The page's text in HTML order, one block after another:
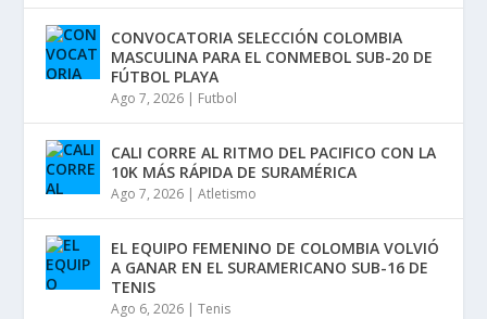
CONVOCATORIA SELECCIÓN COLOMBIA
MASCULINA PARA EL CONMEBOL SUB-20 DE
FÚTBOL PLAYA
Ago 7, 2026 | Futbol
CALI CORRE AL RITMO DEL PACIFICO CON LA
10K MÁS RÁPIDA DE SURAMÉRICA
Ago 7, 2026 |Atletismo
EL EQUIPO FEMENINO DE COLOMBIA VOLVIÓ
A GANAR EN EL SURAMERICANO SUB-16 DE
TENIS
Ago 6, 2026 |Tenis